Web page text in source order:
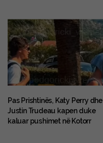
Pas Prishtinës, Katy Perry dhe
Justin Trudeau kapen duke
kaluar pushimet në Kotorr